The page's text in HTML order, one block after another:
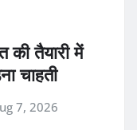
की तैयारी में
चाहती
7, 2026